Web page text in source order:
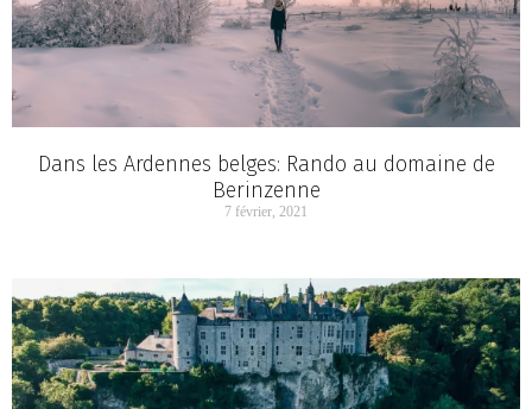
Dans les Ardennes belges: Rando au domaine de
Berinzenne
7 février, 2021